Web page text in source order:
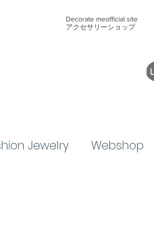
​Decorate meofficial site
アクセサリーショップ
Jewelry Webshop